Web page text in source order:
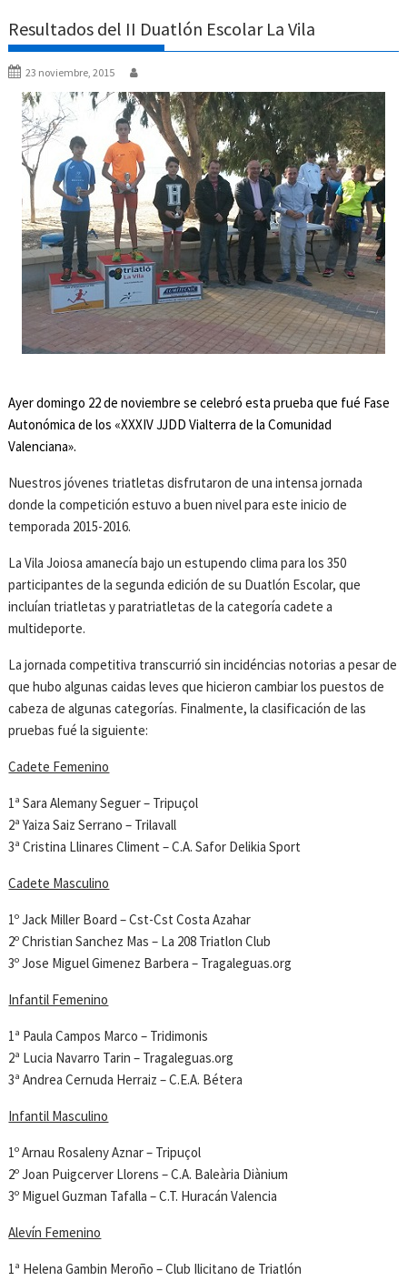
Resultados del II Duatlón Escolar La Vila
23 noviembre, 2015
Ayer domingo 22 de noviembre se celebró esta prueba que fué Fase
Autonómica de los «XXXIV JJDD Vialterra de la Comunidad
Valenciana».
Nuestros jóvenes triatletas disfrutaron de una intensa jornada
donde la competición estuvo a buen nivel para este inicio de
temporada 2015-2016.
La Vila Joiosa amanecía bajo un estupendo clima para los 350
participantes de la segunda edición de su Duatlón Escolar, que
incluían triatletas y paratriatletas de la categoría cadete a
multideporte.
La jornada competitiva transcurrió sin incidéncias notorias a pesar de
que hubo algunas caidas leves que hicieron cambiar los puestos de
cabeza de algunas categorías. Finalmente, la clasificación de las
pruebas fué la siguiente:
Cadete Femenino
1ª Sara Alemany Seguer – Tripuçol
2ª Yaiza Saiz Serrano – Trilavall
3ª Cristina Llinares Climent – C.A. Safor Delikia Sport
Cadete Masculino
1º Jack Miller Board – Cst-Cst Costa Azahar
2º Christian Sanchez Mas – La 208 Triatlon Club
3º Jose Miguel Gimenez Barbera – Tragaleguas.org
Infantil Femenino
1ª Paula Campos Marco – Tridimonis
2ª Lucia Navarro Tarin – Tragaleguas.org
3ª Andrea Cernuda Herraiz – C.E.A. Bétera
Infantil Masculino
1º Arnau Rosaleny Aznar – Tripuçol
2º Joan Puigcerver Llorens – C.A. Baleària Diànium
3º Miguel Guzman Tafalla – C.T. Huracán Valencia
Alevín Femenino
1ª Helena Gambin Meroño – Club Ilicitano de Triatlón